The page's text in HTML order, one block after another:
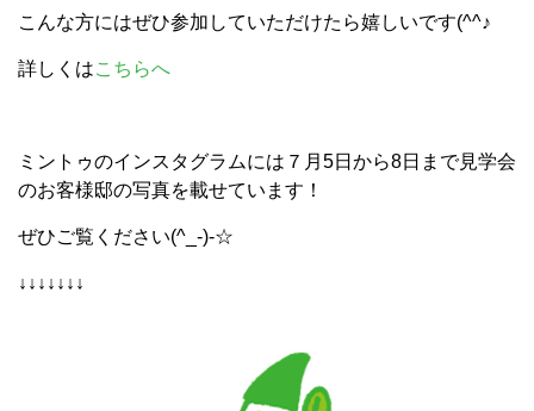
こんな方にはぜひ参加していただけたら嬉しいです(^^♪
詳しくはこちらへ
ミントゥのインスタグラムには７月5日から8日まで見学会
のお客様邸の写真を載せています！
ぜひご覧ください(^_-)-☆
↓↓↓↓↓↓↓